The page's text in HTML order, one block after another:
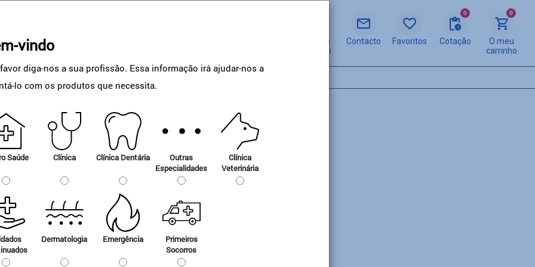
vindo
diga-nos a sua profissão. Essa informação irá ajudar-nos a
lo com os produtos que necessita.
Saúde Clínica Clínica Dentária
Outras
Especialidades
Clínica
Veterinária
Dermatologia Emergência
Primeiros
Socorros
O meu
espaço
Contacto Favoritos
0
Cotação
0
O meu
carrinho
EASYCARE
Redutor-debitómetro que
fornece um débito
regulável para o…